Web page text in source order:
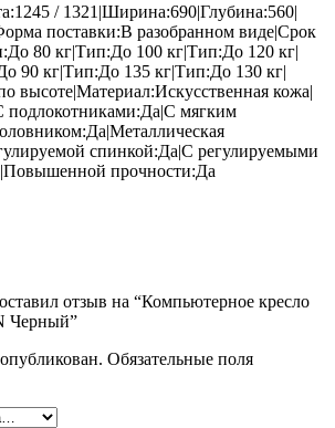
/ 1321|Ширина:690|Глубина:560|
поставки:В разобранном виде|Срок
80 кг|Тип:До 100 кг|Тип:До 120 кг|
90 кг|Тип:До 135 кг|Тип:До 130 кг|
высоте|Материал:Искусственная кожа|
мягким
спинкой:Да|С регулируемыми
прочности:Да
отзыв на “Компьютерное кресло
Черный”
Обязательные поля